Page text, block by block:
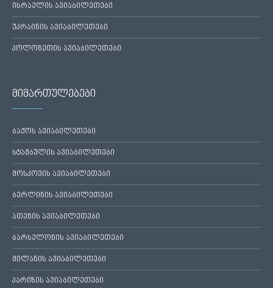
ისრაელის ავიაბილეთები
უკრაინის ავიაბილეთები
პოლონეთის ავიაბილეთები
მიმართულებები
ბაქოს ავიაბილეთები
სტამბულის ავიაბილეთები
მოსკოვის ავიაბილეთები
ბერლინის ავიაბილეთები
ათენის ავიაბილეთები
ბარსელონის ავიაბილეთები
მილანის ავიაბილეთები
პარიზის ავიაბილეთები